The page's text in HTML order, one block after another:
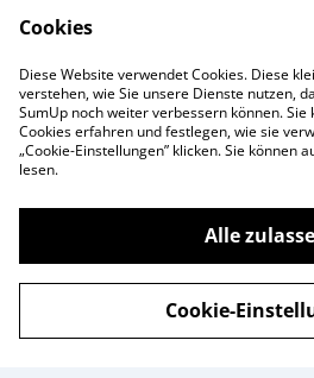
Öffnungszeiten
Impressum
Produkte
Enchanté Store - Thun
Cookies
Diese Website verwendet Cookies. Diese
verstehen, wie Sie unsere Dienste nutzen,
SumUp noch weiter verbessern können.
Cookies erfahren und festlegen, wie sie
„Cookie-Einstellungen” klicken. Sie können
lesen.
Alle
Cookie-